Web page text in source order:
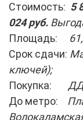
Стоимость: 5
024 руб.
Площадь:
Срок сдачи:
ключей);
Покупка: ДДУ.
До метро: